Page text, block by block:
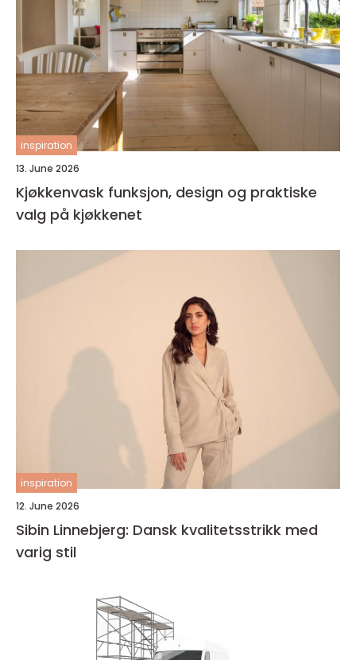
inspiration
13. June 2026
Kjøkkenvask funksjon, design og praktiske
valg på kjøkkenet
inspiration
12. June 2026
Sibin Linnebjerg: Dansk kvalitetsstrikk med
varig stil